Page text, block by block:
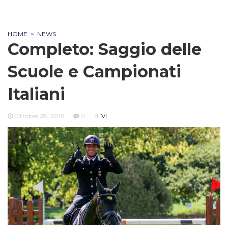
HOME > NEWS
Completo: Saggio delle
Scuole e Campionati
Italiani
Ottobre 28, 2016 0 di Vi